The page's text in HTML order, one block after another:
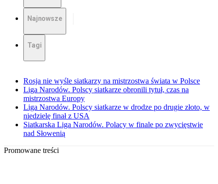
Najnowsze
Tagi
Rosja nie wyśle siatkarzy na mistrzostwa świata w Polsce
Liga Narodów. Polscy siatkarze obronili tytuł, czas na
mistrzostwa Europy
Liga Narodów. Polscy siatkarze w drodze po drugie złoto, w
niedzielę finał z USA
Siatkarska Liga Narodów. Polacy w finale po zwycięstwie
nad Słowenią
Promowane treści